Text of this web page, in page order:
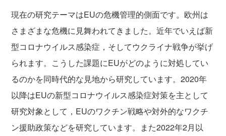
現在の研究テーマはEUの危機管理的側面です。欧州は
さまざまな危機に見舞われてきました。近年でいえば新
型コロナウイルス感染症，そしてウクライナ戦争が挙げ
られます。こうした課題にEUがどのように対処してい
るのかを同時代的な見地から研究しています。2020年
以降はEUの新型コロナウイルス感染症対策を主として
研究対象として，EUのワクチン戦略や対外的なワクチ
ン援助政策などを研究しています。また2022年2月以